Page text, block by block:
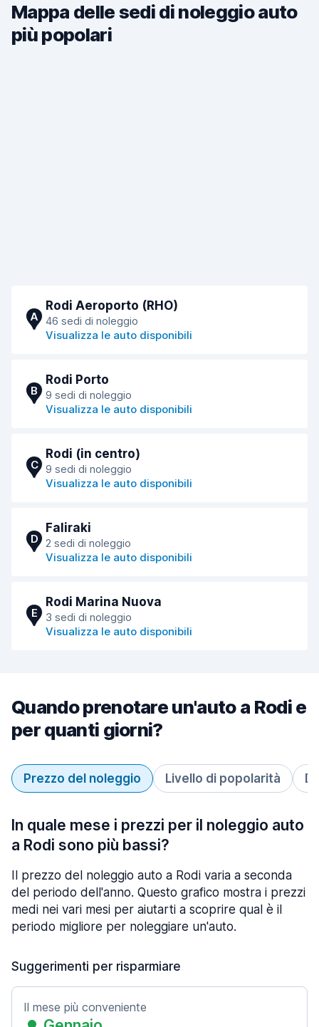
Mappa delle sedi di noleggio auto
più popolari
A
Rodi Aeroporto (RHO)
46 sedi di noleggio
Visualizza le auto disponibili
B
Rodi Porto
9 sedi di noleggio
Visualizza le auto disponibili
C
Rodi (in centro)
9 sedi di noleggio
Visualizza le auto disponibili
D
Faliraki
2 sedi di noleggio
Visualizza le auto disponibili
E
Rodi Marina Nuova
3 sedi di noleggio
Visualizza le auto disponibili
Quando prenotare un'auto a Rodi e
per quanti giorni?
Prezzo del noleggio Livello di popolarità
In quale mese i prezzi per il noleggio auto
a Rodi sono più bassi?
Il prezzo del noleggio auto a Rodi varia a seconda
del periodo dell'anno. Questo grafico mostra i prezzi
medi nei vari mesi per aiutarti a scoprire qual è il
periodo migliore per noleggiare un'auto.
Suggerimenti per risparmiare
Il mese più conveniente